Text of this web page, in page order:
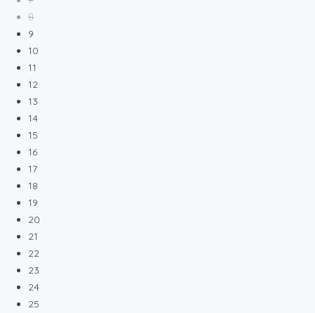
8
9
10
11
12
13
14
15
16
17
18
19
20
21
22
23
24
25